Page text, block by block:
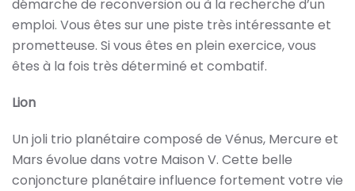
démarche de reconversion ou à la recherche d’un
emploi. Vous êtes sur une piste très intéressante et
prometteuse. Si vous êtes en plein exercice, vous
êtes à la fois très déterminé et combatif.
Lion
Un joli trio planétaire composé de Vénus, Mercure et
Mars évolue dans votre Maison V. Cette belle
conjoncture planétaire influence fortement votre vie